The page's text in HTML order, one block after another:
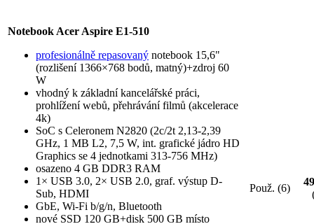
Notebook Acer Aspire E1-510
profesionálně repasovaný notebook 15,6"
(rozlišení 1366×768 bodů, matný)+zdroj 60
W
vhodný k základní kancelářské práci,
prohlížení webů, přehrávání filmů (akcelerace
4k)
SoC s Celeronem N2820 (2c/2t 2,13-2,39
GHz, 1 MB L2, 7,5 W, int. grafické jádro HD
Graphics se 4 jednotkami 313-756 MHz)
osazeno 4 GB DDR3 RAM
1× USB 3.0, 2× USB 2.0, graf. výstup D-
Sub, HDMI
GbE, Wi-Fi b/g/n, Bluetooth
nové SSD 120 GB+disk 500 GB místo
Použ. (6)